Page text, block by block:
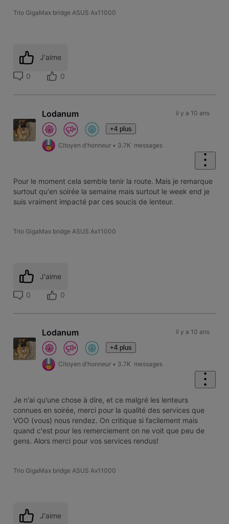
Trio GigaMax bridge ASUS Ax11000
J'aime
0 0
Lodanum
+4 plus
Citoyen d'honneur • 3.7K messages
il y a 10 ans
Pour le moment cela semble tenir la route. Mais je remarque
surtout qu'en soirée la semaine mais surtout le week end je
suis vraiment impacté par ces soucis de lenteur.
Trio GigaMax bridge ASUS Ax11000
J'aime
0 0
Lodanum
+4 plus
Citoyen d'honneur • 3.7K messages
il y a 10 ans
Je n'ai qu'une chose à dire, et ce malgré les lenteurs
connues en soirée, merci pour la qualité des services que
VOO (vous) nous rendez. On critique si facilement mais
quand c'est pour les remerciement on ne voit que peu de
gens. Alors merci pour vos services rendus!
Trio GigaMax bridge ASUS Ax11000
J'aime